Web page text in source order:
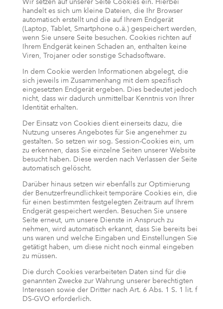
handelt es sich um kleine Dateien, die Ihr Browser
automatisch erstellt und die auf Ihrem Endgerät
(Laptop, Tablet, Smartphone o.ä.) gespeichert werden,
wenn Sie unsere Seite besuchen. Cookies richten auf
Ihrem Endgerät keinen Schaden an, enthalten keine
Viren, Trojaner oder sonstige Schadsoftware.
In dem Cookie werden Informationen abgelegt, die
sich jeweils im Zusammenhang mit dem spezifisch
eingesetzten Endgerät ergeben. Dies bedeutet jedoch
nicht, dass wir dadurch unmittelbar Kenntnis von Ihrer
Identität erhalten.
Der Einsatz von Cookies dient einerseits dazu, die
Nutzung unseres Angebotes für Sie angenehmer zu
gestalten. So setzen wir sog. Session-Cookies ein, um
zu erkennen, dass Sie einzelne Seiten unserer Website
besucht haben. Diese werden nach Verlassen der Seite
automatisch gelöscht.
Darüber hinaus setzen wir ebenfalls zur Optimierung
der Benutzerfreundlichkeit temporäre Cookies ein, die
für einen bestimmten festgelegten Zeitraum auf Ihrem
Endgerät gespeichert werden. Besuchen Sie unsere
Seite erneut, um unsere Dienste in Anspruch zu
nehmen, wird automatisch erkannt, dass Sie bereits bei
uns waren und welche Eingaben und Einstellungen Sie
getätigt haben, um diese nicht noch einmal eingeben
zu müssen.
Die durch Cookies verarbeiteten Daten sind für die
genannten Zwecke zur Wahrung unserer berechtigten
Interessen sowie der Dritter nach Art. 6 Abs. 1 S. 1 lit. f
DS-GVO erforderlich.